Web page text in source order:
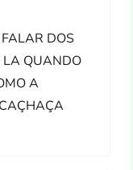
DOS
LA QUANDO
A